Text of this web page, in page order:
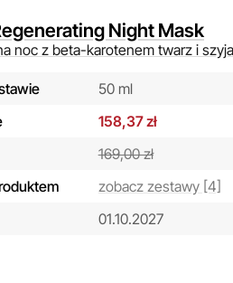
Night Mask
noc z beta-karotenem twarz i
50 ml
158,37 zł
169,00 zł
zobacz zestawy [4]
01.10.2027